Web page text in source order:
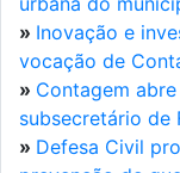
» Inovação e
vocação de
» Contagem
subsecretário de
» Defesa Civil